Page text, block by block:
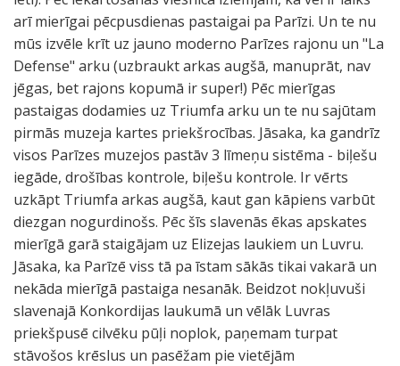
arī mierīgai pēcpusdienas pastaigai pa Parīzi. Un te nu
mūs izvēle krīt uz jauno moderno Parīzes rajonu un "La
Defense" arku (uzbraukt arkas augšā, manuprāt, nav
jēgas, bet rajons kopumā ir super!) Pēc mierīgas
pastaigas dodamies uz Triumfa arku un te nu sajūtam
pirmās muzeja kartes priekšrocības. Jāsaka, ka gandrīz
visos Parīzes muzejos pastāv 3 līmeņu sistēma - biļešu
iegāde, drošības kontrole, biļešu kontrole. Ir vērts
uzkāpt Triumfa arkas augšā, kaut gan kāpiens varbūt
diezgan nogurdinošs. Pēc šīs slavenās ēkas apskates
mierīgā garā staigājam uz Elizejas laukiem un Luvru.
Jāsaka, ka Parīzē viss tā pa īstam sākās tikai vakarā un
nekāda mierīgā pastaiga nesanāk. Beidzot nokļuvuši
slavenajā Konkordijas laukumā un vēlāk Luvras
priekšpusē cilvēku pūļi noplok, paņemam turpat
stāvošos krēslus un pasēžam pie vietējām